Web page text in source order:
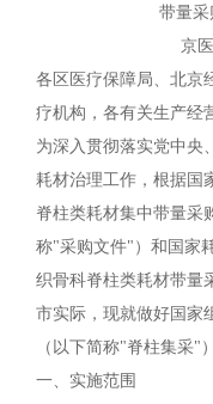
带量采
京
各区医疗保障局、北京
疗机构，各有关生产经
为深入贯彻落实党中央
耗材治理工作，根据国
脊柱类耗材集中带量采
称"采购文件"）和国家
织骨科脊柱类耗材带量
市实际，现就做好国家
（以下简称"脊柱集采"
一、实施范围